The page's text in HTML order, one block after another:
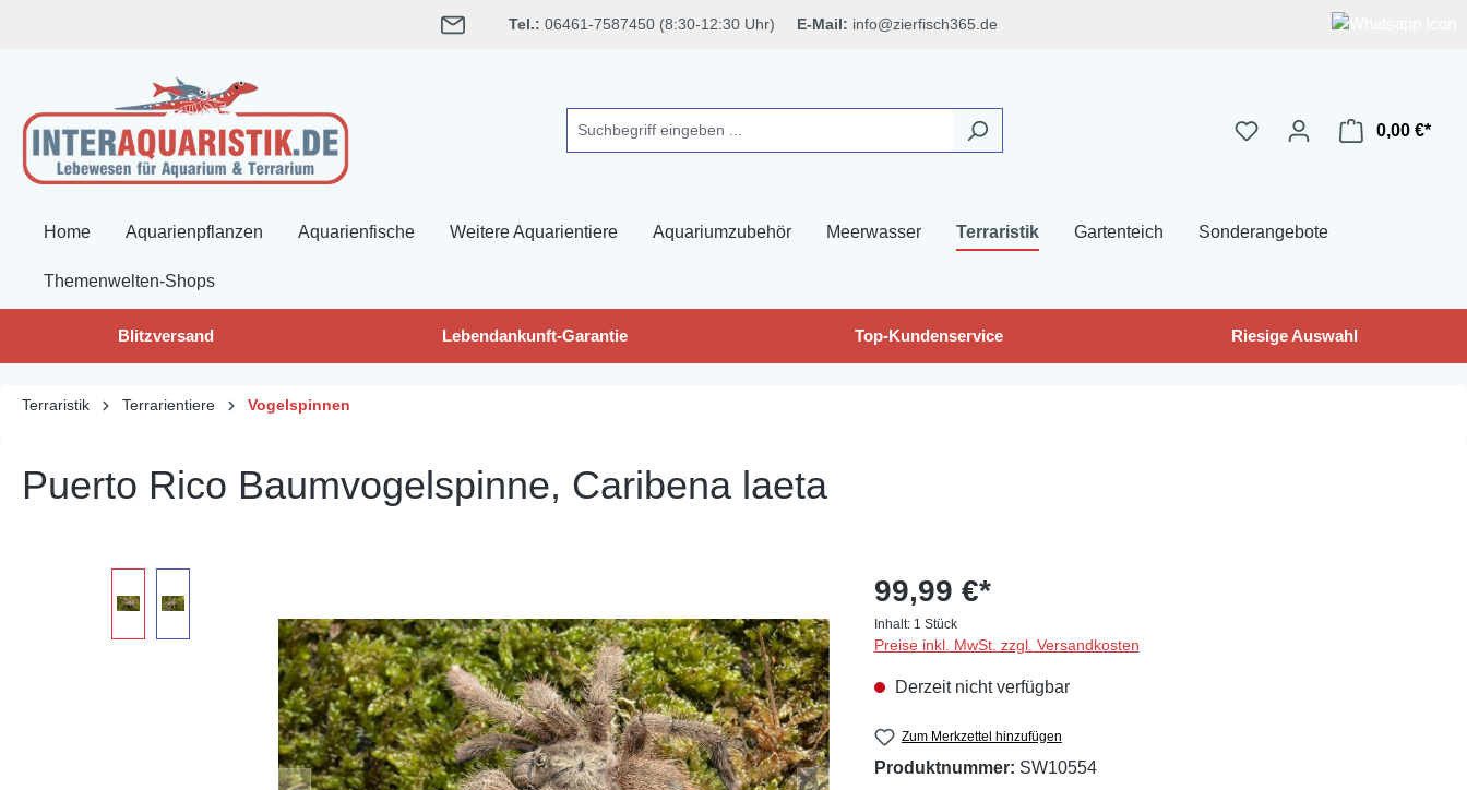
Tel.: 06461-7587450 (8:30-12:30 Uhr) E-Mail: info@zierfisch365.de
0,00 €*
Home Aquarienpflanzen Aquarienfische Weitere Aquarientiere Aquariumzubehör Meerwasser Terraristik Gartenteich Sonderangebote
Themenwelten-Shops
Blitzversand Lebendankunft-Garantie Top-Kundenservice Riesige Auswahl
Terraristik Terrarientiere Vogelspinnen
Puerto Rico Baumvogelspinne, Caribena laeta
99,99 €*
Inhalt: 1 Stück
Preise inkl. MwSt. zzgl. Versandkosten
Derzeit nicht verfügbar
Zum Merkzettel hinzufügen
Produktnummer: SW10554